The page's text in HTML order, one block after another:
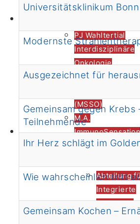
Diagnostik
Lehre
PJ Wahltertial
Interdisziplinäre
Onkologie
Mildred Scheel
(MSSO)
M.A.
Vorstand &
Abteilung
Integrierte
Onkologie
Externe
Universitätsklinikum
Modernste
Ausgezeichnet für
Gemeinsam gegen
Teilnehmende
Ihr Herz schlägt im
Wie wahrscheinlich tritt
Gemeinsam Kochen –